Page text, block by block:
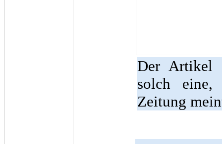
Der Artikel
solch eine,
Zeitung